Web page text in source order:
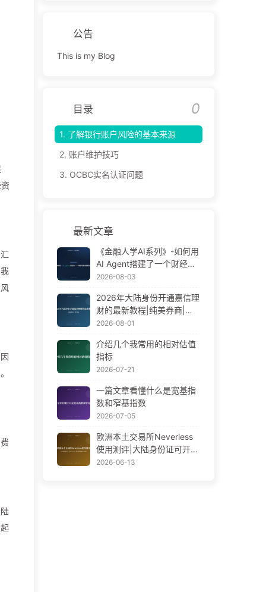
公告
This is my Blog
目录 0
1. 了解银行账户风险的基本来源
2. 账户维护技巧
3. OCBC实名认证问题
最新文章
《金融人学AI系列》-如何用
AI Agent搭建了一个财经新
闻播报员
2026-08-03
2026年大陆身份开通嘉信理
财的最新教程|纯美券商|零
佣金
2026-08-01
介绍几个我常用的相对估值
指标
2026-07-21
一篇文章看懂什么是宽基指
数和窄基指数
2026-07-05
欧洲本土交易所Neverless
使用测评|大陆身份证可开|
免港卡入金|零门槛零佣金交
2026-06-13